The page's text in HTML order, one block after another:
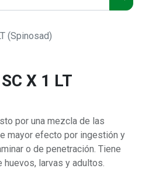
(Spinosad)
X 1 LT
por una mezcla de las
mayor efecto por ingestión y
o de penetración. Tiene
larvas y adultos.